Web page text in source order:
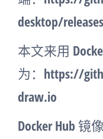
desktop/
本文来用
为：https://
draw.io
Docker Hub 镜